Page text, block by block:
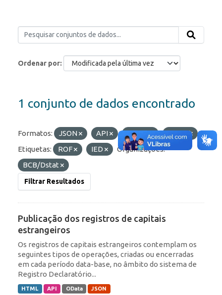
Ordenar por
1 conjunto de dados encontrado
Formatos: JSON API OData
HTML
Etiquetas:
ROF IED
Organizações:
BCB/Dstat
Filtrar Resultados
Publicação dos registros de capitais
estrangeiros
Os registros de capitais estrangeiros contemplam os
seguintes tipos de operações, criadas ou encerradas
em cada período data-base, no âmbito do sistema de
Registro Declaratório...
HTML API OData JSON